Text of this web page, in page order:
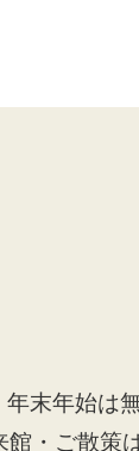
末年始は無
・ご散策